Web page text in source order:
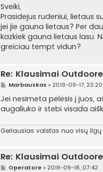
a
n
d
a
r
t
i
n
Sveiki,
Prasidejus rudeniui, lietaus
jei jie gauna lietaus? Per
kazkiek gauna lietaus lasu.
greiciau tempt vidun?
Re: Klausimai Outdoore
S
a
n
d
r
t
Marbauskas » 2019-09-17, 23:20
Jei nesimeta pelėsis į juos,
augaliuko ir stebi visada
Geriausias vaistas nuo visų ligų
Re: Klausimai Outdoore
SOperatore » 2019-09-18, 07:42